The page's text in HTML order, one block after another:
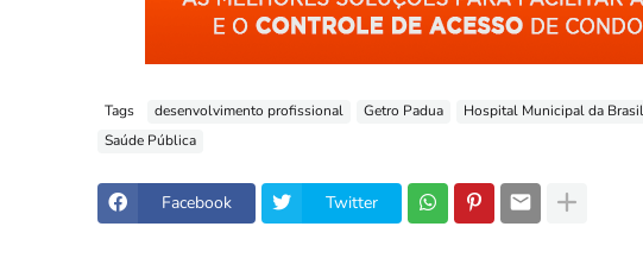
Tags desenvolvimento profissional Getro Padua Hospital Municipal da
Saúde Pública
Facebook Twitter